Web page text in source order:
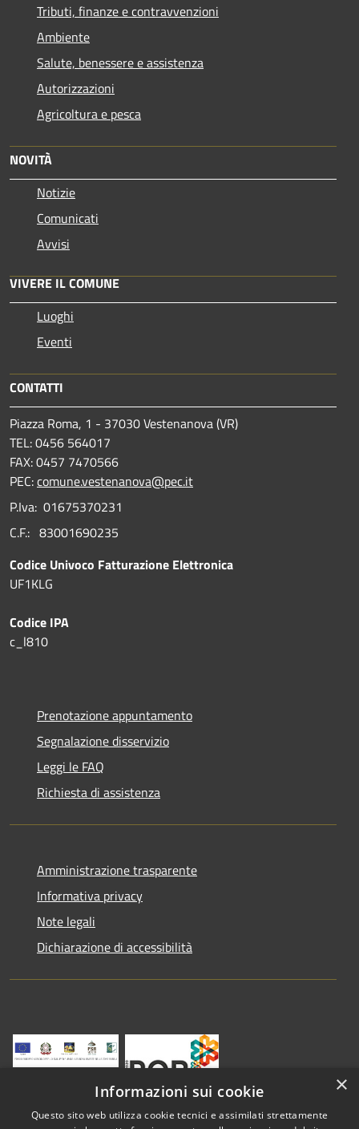
Tributi, finanze e contravvenzioni
Ambiente
Salute, benessere e assistenza
Autorizzazioni
Agricoltura e pesca
NOVITÀ
Notizie
Comunicati
Avvisi
VIVERE IL COMUNE
Luoghi
Eventi
CONTATTI
Piazza Roma, 1 - 37030 Vestenanova (VR)
TEL: 0456 564017
FAX: 0457 7470566
PEC:comune.vestenanova@pec.it
P.Iva: 01675370231
C.F.: 83001690235
Codice Univoco Fatturazione Elettronica
UF1KLG
Codice IPA
c_l810
Prenotazione appuntamento
Segnalazione disservizio
Leggi le FAQ
Richiesta di assistenza
Amministrazione trasparente
Informativa privacy
Note legali
Dichiarazione di accessibilità
×
Informazioni sui cookie
Questo sito web utilizza cookie tecnici e assimilati strettamente